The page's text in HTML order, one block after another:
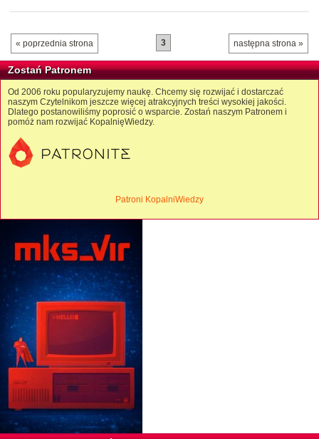
« poprzednia strona następna strona »
3
Zostań Patronem
Od 2006 roku popularyzujemy naukę. Chcemy się rozwijać i dostarczać
naszym Czytelnikom jeszcze więcej atrakcyjnych treści wysokiej jakości.
Dlatego postanowiliśmy poprosić o wsparcie. Zostań naszym Patronem i
pomóż nam rozwijać KopalnięWiedzy.
Patroni KopalniWiedzy